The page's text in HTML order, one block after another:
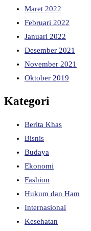
Maret 2022
Februari 2022
Januari 2022
Desember 2021
November 2021
Oktober 2019
Kategori
Berita Khas
Bisnis
Budaya
Ekonomi
Fashion
Hukum dan Ham
Internasional
Kesehatan